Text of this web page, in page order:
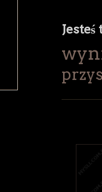
Jesteś